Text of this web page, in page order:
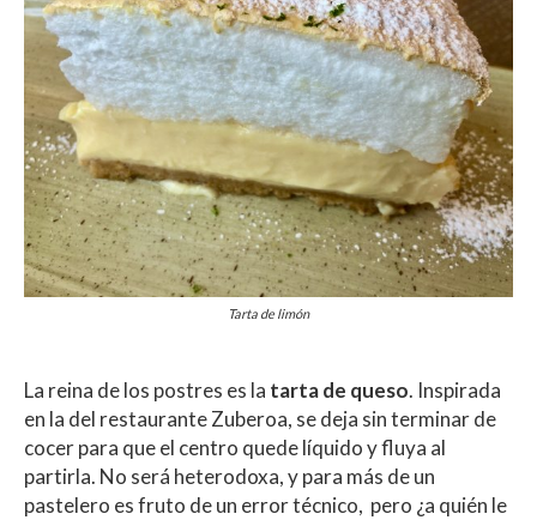
Tarta de limón
La reina de los postres es la tarta de queso. Inspirada
en la del restaurante Zuberoa, se deja sin terminar de
cocer para que el centro quede líquido y fluya al
partirla. No será heterodoxa, y para más de un
pastelero es fruto de un error técnico, pero ¿a quién le